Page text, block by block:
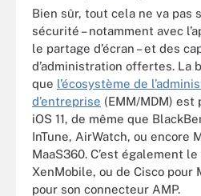
Bien sûr, tout cela ne va pas
sécurité – notamment avec
le partage d’écran – et des
d’administration offertes. La
que l’écosystème de
d’entreprise (EMM/MDM) est
iOS 11, de même que
InTune, AirWatch, ou encore
MaaS360. C’est également
XenMobile, ou de Cisco pour
pour son connecteur AMP.